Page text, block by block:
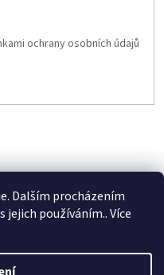
Dalším procházením
používáním.. Více
ochrany osobních údajů